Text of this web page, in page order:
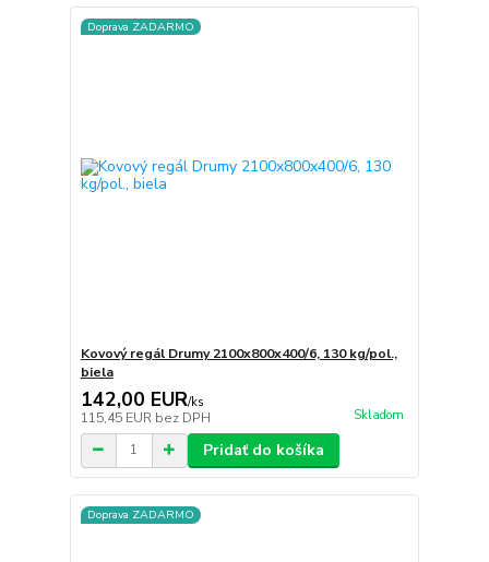
Doprava ZADARMO
Kovový regál Drumy 2100x800x400/6, 130 kg/pol.,
biela
142,00 EUR/ks
115,45 EUR bez DPH Skladom
Pridať do košíka
Doprava ZADARMO